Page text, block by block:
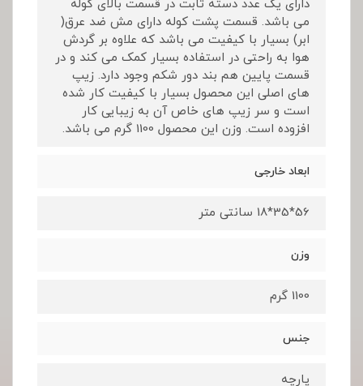
دارای یک عدد دسته ثابت در قسمت بالای کوله
می باشد. قسمت پشت کوله دارای مش ضد عرق(
ابر) بسیار با کیفیت می باشد که علاوه بر گردش
هوا به راحتی در استفاده بسیار کمک می کند و در
قسمت پایین هم بند دور شکم وجود دارد. زیپ
های اصلی این محصول بسیار با کیفیت کار شده
است و سر زیپ های خاص آن به زیبایی کار
افزوده است. وزن این محصول 1100 گرم می باشد.
ابعاد خارجی
56*35*18 سانتی متر
وزن
1100 گرم
جنس
پارچه